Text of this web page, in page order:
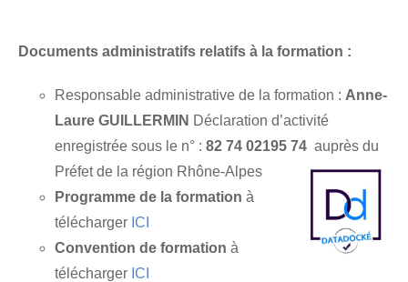
Documents administratifs relatifs à la formation :
Responsable administrative de la formation : Anne-
Laure GUILLERMIN Déclaration d’activité
enregistrée sous le n° : 82 74 02195 74 auprès du
Préfet de la région Rhône-Alpes
Programme de la formation à
télécharger ICI
Convention de formation à
télécharger ICI